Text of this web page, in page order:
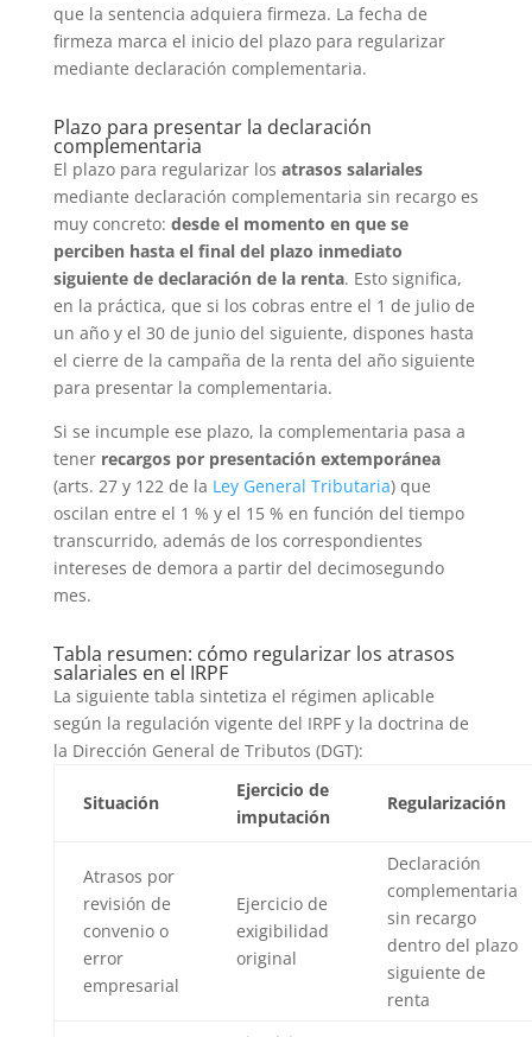
que la sentencia adquiera firmeza. La fecha de
firmeza marca el inicio del plazo para regularizar
mediante declaración complementaria.
Plazo para presentar la declaración
complementaria
El plazo para regularizar los atrasos salariales
mediante declaración complementaria sin recargo es
muy concreto: desde el momento en que se
perciben hasta el final del plazo inmediato
siguiente de declaración de la renta. Esto significa,
en la práctica, que si los cobras entre el 1 de julio de
un año y el 30 de junio del siguiente, dispones hasta
el cierre de la campaña de la renta del año siguiente
para presentar la complementaria.
Si se incumple ese plazo, la complementaria pasa a
tener recargos por presentación extemporánea
(arts. 27 y 122 de la Ley General Tributaria) que
oscilan entre el 1 % y el 15 % en función del tiempo
transcurrido, además de los correspondientes
intereses de demora a partir del decimosegundo
mes.
Tabla resumen: cómo regularizar los atrasos
salariales en el IRPF
La siguiente tabla sintetiza el régimen aplicable
según la regulación vigente del IRPF y la doctrina de
la Dirección General de Tributos (DGT):
Situación
Ejercicio de
imputación
Regularización
Atrasos por
revisión de
convenio o
error
empresarial
Ejercicio de
exigibilidad
original
Declaración
complementaria
sin recargo
dentro del plazo
siguiente de
renta